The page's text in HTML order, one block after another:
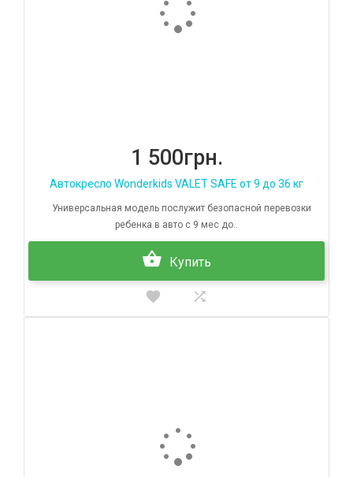
1 500грн.
Автокресло Wonderkids VALET SAFE от 9 до 36 кг
Универсальная модель послужит безопасной перевозки
ребенка в авто с 9 мес до..
Купить